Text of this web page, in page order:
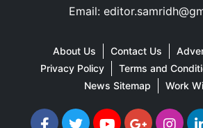
Email:
About Us Contact Us
Privacy Policy
Terms and
News Sitemap
Work